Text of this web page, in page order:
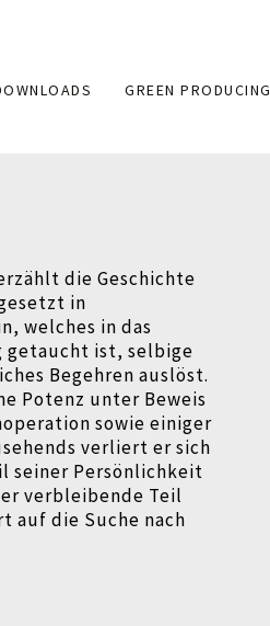
GREEN PRODUCING
die Geschichte
in
welches in das
getaucht ist, selbige
Begehren auslöst.
Potenz unter Beweis
sowie einiger
verliert er sich
seiner Persönlichkeit
verbleibende Teil
auf die Suche nach